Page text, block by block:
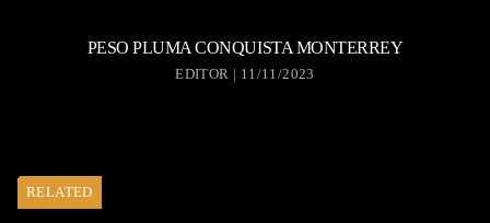
PESO PLUMA CONQUISTA MONTERREY
EDITOR | 11/11/2023
RELATED